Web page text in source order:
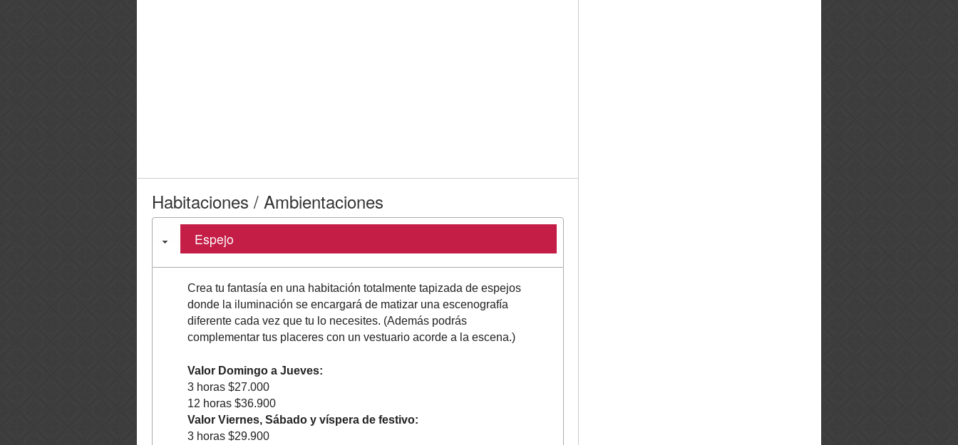
Habitaciones / Ambientaciones
Espejo
Crea tu fantasía en una habitación totalmente tapizada de espejos
donde la iluminación se encargará de matizar una escenografía
diferente cada vez que tu lo necesites. (Además podrás
complementar tus placeres con un vestuario acorde a la escena.)
Valor Domingo a Jueves:
3 horas $27.000
12 horas $36.900
Valor Viernes, Sábado y víspera de festivo:
3 horas $29.900